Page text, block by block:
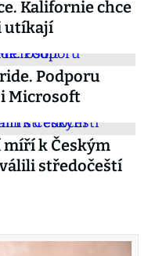
Kalifornie chce
utíkají
Podporu
Microsoft
k Českým
středočeští